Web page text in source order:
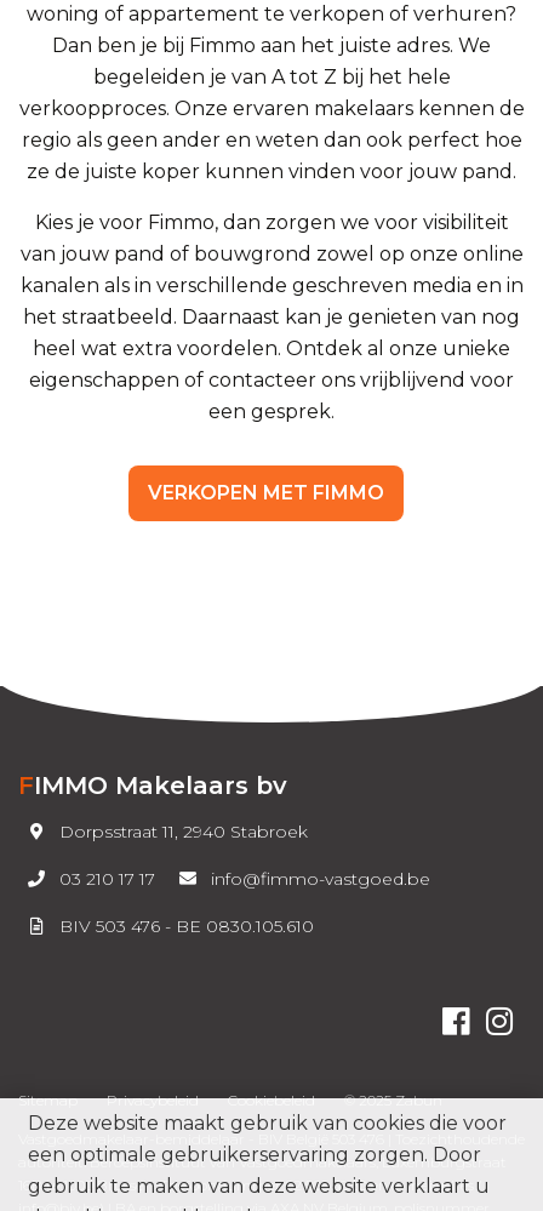
woning of appartement te verkopen of verhuren?
Dan ben je bij Fimmo aan het juiste adres. We
begeleiden je van A tot Z bij het hele
verkoopproces. Onze ervaren makelaars kennen de
regio als geen ander en weten dan ook perfect hoe
ze de juiste koper kunnen vinden voor jouw pand.
Kies je voor Fimmo, dan zorgen we voor visibiliteit
van jouw pand of bouwgrond zowel op onze online
kanalen als in verschillende geschreven media en in
het straatbeeld. Daarnaast kan je genieten van nog
heel wat extra voordelen. Ontdek al onze unieke
eigenschappen of contacteer ons vrijblijvend voor
een gesprek.
VERKOPEN MET FIMMO
FIMMO Makelaars bv
Dorpsstraat 11, 2940 Stabroek
03 210 17 17 info@fimmo-vastgoed.be
BIV 503 476 - BE 0830.105.610
Sitemap Privacybeleid Cookiebeleid © 2025 Zabun
Vastgoedmakelaar-bemiddelaar - BIV België 503 476 |
autoriteit: Beroepsinstituut van Vastgoedmakelaars, Luxemburgstraat
16B te 1000 Brussel - Telefoonnummer02 505 38 50en e-mailadres (
Deze website maakt gebruik van cookies die voor
een optimale gebruikerservaring zorgen. Door
gebruik te maken van deze website verklaart u